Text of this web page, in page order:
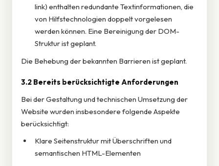
link) enthalten redundante Textinformationen, die
von Hilfstechnologien doppelt vorgelesen
werden können. Eine Bereinigung der DOM-
Struktur ist geplant.
Die Behebung der bekannten Barrieren ist geplant.
3.2 Bereits berücksichtigte Anforderungen
Bei der Gestaltung und technischen Umsetzung der
Website wurden insbesondere folgende Aspekte
berücksichtigt:
Klare Seitenstruktur mit Überschriften und
semantischen HTML-Elementen